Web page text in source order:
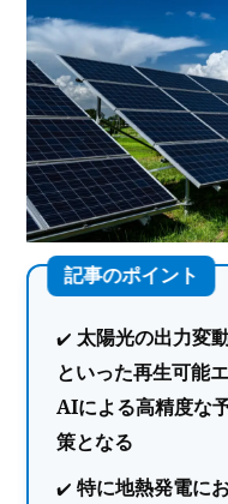
太陽光の出力変
といった再生可能
AIによる高精度な
策となる
特に地熱発電に